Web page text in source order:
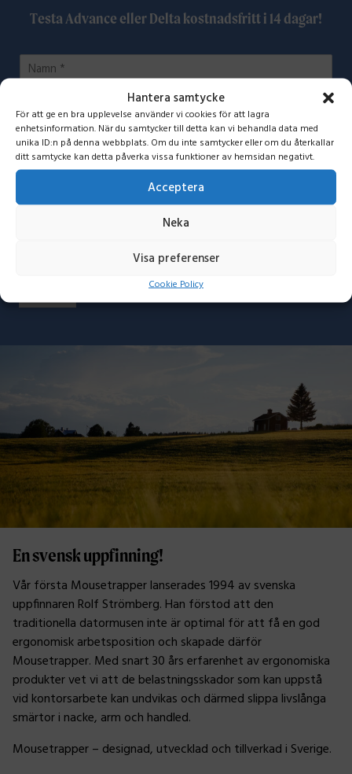
Hantera samtycke
För att ge en bra upplevelse använder vi cookies för att lagra
enhetsinformation. När du samtycker till detta kan vi behandla data med
unika ID:n på denna webbplats. Om du inte samtycker eller om du återkallar
ditt samtycke kan detta påverka vissa funktioner av hemsidan negativt.
Acceptera
Neka
Visa preferenser
Cookie Policy
Testa Advance eller Delta kostnadsfritt i 14 dagar!
N
a
n
*
E
-
p
o
s
a
V
i
k
e
v
i
l
l
t
e
s
t
a
?
*
Vilken Mousetrapper vill du testa? *
En svensk uppfinning!
Vår första Mousetrapper lanserades 1994 av svenska
uppfinnaren Rolf Strömberg. Han förstod att den
traditionella datormusen inte är optimal för att få en god
ergonomisk arbetsposition och skapade därför
Mousetrapper. Med snart 30 års erfarenhet av ergonomiska
produkter vet vi att de belastningsskador som kan uppstå
vid kontorsarbete kan undvikas och därmed slippa livslånga
smärtor i nacke, arm och handled.
Mousetrapper – designad, utvecklad och tillverkad i Sverige.